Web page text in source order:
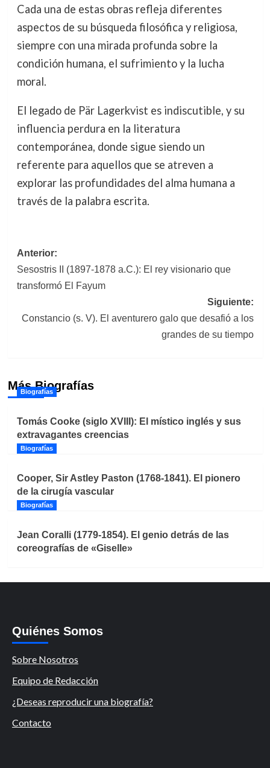
Cada una de estas obras refleja diferentes
aspectos de su búsqueda filosófica y religiosa,
siempre con una mirada profunda sobre la
condición humana, el sufrimiento y la lucha
moral.
El legado de Pär Lagerkvist es indiscutible, y su
influencia perdura en la literatura
contemporánea, donde sigue siendo un
referente para aquellos que se atreven a
explorar las profundidades del alma humana a
través de la palabra escrita.
Navegación
de
Anterior:
Sesostris II (1897-1878 a.C.): El rey visionario que
transformó El Fayum
Siguiente:
Constancio (s. V). El aventurero galo que desafió a los
grandes de su tiempo
Más Biografías
Biografías
Tomás Cooke (siglo XVIII): El místico inglés y sus
extravagantes creencias
Biografías
Cooper, Sir Astley Paston (1768-1841). El pionero
de la cirugía vascular
Biografías
Jean Coralli (1779-1854). El genio detrás de las
coreografías de «Giselle»
Quiénes Somos
Sobre Nosotros
Equipo de Redacción
¿Deseas reproducir una biografía?
Contacto